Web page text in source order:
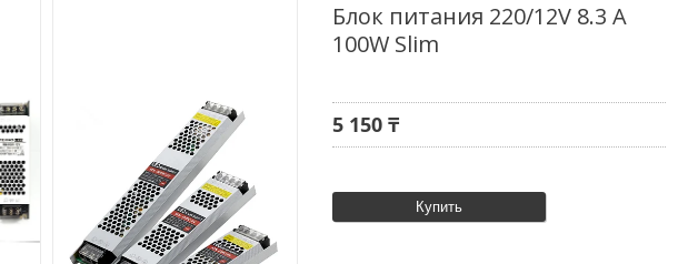
Блок питания 220/12V 8.3 A
100W Slim
5 150 ₸
Купить